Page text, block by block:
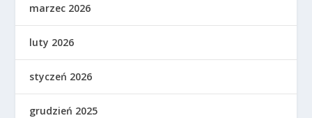
marzec 2026
luty 2026
styczeń 2026
grudzień 2025